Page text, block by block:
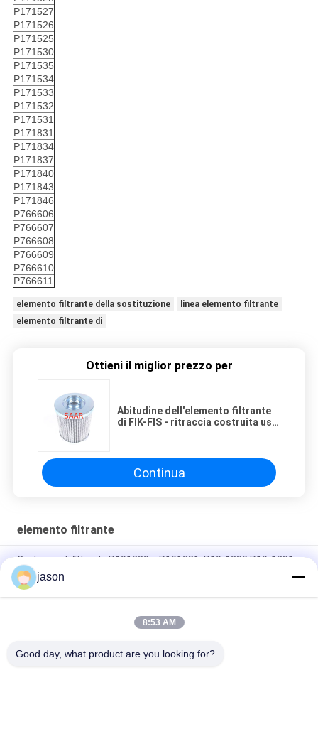
P171527
P171526
P171525
P171530
P171535
P171534
P171533
P171532
P171531
P171831
P171834
P171837
P171840
P171843
P171846
P766606
P766607
P766608
P766609
P766610
P766611
elemento filtrante della sostituzione
linea elemento filtrante
elemento filtrante di
Ottieni il miglior prezzo per
Abitudine dell'elemento filtrante
di FIK-FIS - ritraccia costruita uso
Continua
elemento filtrante
Cartucce di filtro da P191280 e P191281, P19-1280 P19-1281
Elemento filtrante cilindrico di di forma 22 pollici di cartucce di
filtro di lunghezza
26" paia degli elementi filtranti di costruite irregolare per GDX e
jason
8:53 AM
Good day, what product are you looking for?